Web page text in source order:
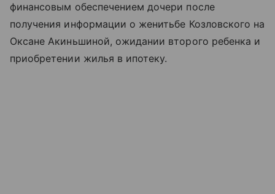
финансовым обеспечением дочери после
получения информации о женитьбе Козловского на
Оксане Акиньшиной, ожидании второго ребенка и
приобретении жилья в ипотеку.